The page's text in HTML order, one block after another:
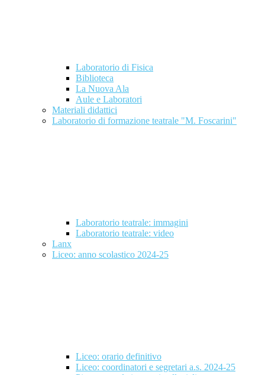
Laboratorio di Fisica
Biblioteca
La Nuova Ala
Aule e Laboratori
Materiali didattici
Laboratorio di formazione teatrale "M. Foscarini"
Laboratorio teatrale: immagini
Laboratorio teatrale: video
Lanx
Liceo: anno scolastico 2024-25
Liceo: orario definitivo
Liceo: coordinatori e segretari a.s. 2024-25